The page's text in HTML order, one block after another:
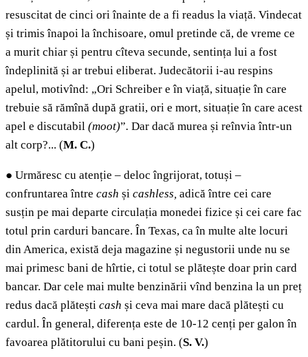
resuscitat de cinci ori înainte de a fi readus la viață. Vindecat
și trimis înapoi la închisoare, omul pretinde că, de vreme ce
a murit chiar și pentru cîteva secunde, sentința lui a fost
îndeplinită și ar trebui eliberat. Judecătorii i-au respins
apelul, motivînd: „Ori Schreiber e în viață, situație în care
trebuie să rămînă după gratii, ori e mort, situație în care acest
apel e discutabil (moot)”. Dar dacă murea și reînvia într-un
alt corp?... (M. C.)
● Urmăresc cu atenție – deloc îngrijorat, totuși –
confruntarea între cash și cashless, adică între cei care
susțin pe mai departe circulația monedei fizice și cei care fac
totul prin carduri bancare. În Texas, ca în multe alte locuri
din America, există deja magazine și negustorii unde nu se
mai primesc bani de hîrtie, ci totul se plătește doar prin card
bancar. Dar cele mai multe benzinării vînd benzina la un preț
redus dacă plătești cash și ceva mai mare dacă plătești cu
cardul. În general, diferența este de 10-12 cenți per galon în
favoarea plătitorului cu bani peșin. (S. V.)